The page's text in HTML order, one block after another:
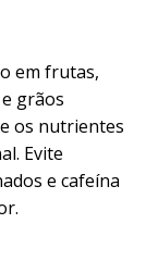
em frutas,
grãos
os nutrientes
. Evite
e cafeína